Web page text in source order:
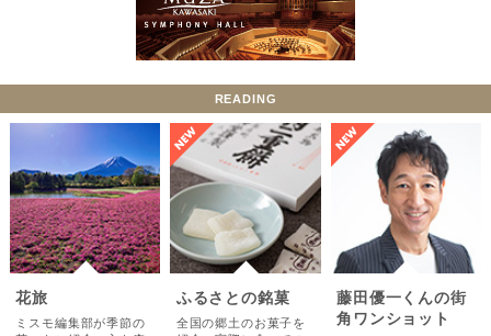
READING
花旅
ミスモ編集部が季節の
ふるさとの銘菓
全国の郷土のお菓子を
藤田優一くんの街
角ワンショット